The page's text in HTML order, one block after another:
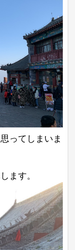
ってしまいま
ます。